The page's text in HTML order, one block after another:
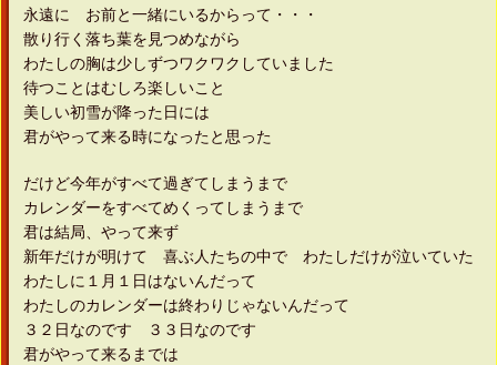
永遠に お前と一緒にいるからって・・・
散り行く落ち葉を見つめながら
わたしの胸は少しずつワクワクしていました
待つことはむしろ楽しいこと
美しい初雪が降った日には
君がやって来る時になったと思った
だけど今年がすべて過ぎてしまうまで
カレンダーをすべてめくってしまうまで
君は結局、やって来ず
新年だけが明けて 喜ぶ人たちの中で わたしだけが泣いていた
わたしに１月１日はないんだって
わたしのカレンダーは終わりじゃないんだって
３２日なのです ３３日なのです
君がやって来るまでは